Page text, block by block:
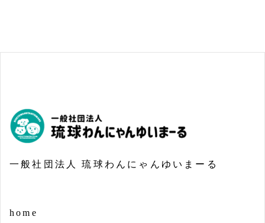
一般社団法人 琉球わんにゃんゆいまーる
home